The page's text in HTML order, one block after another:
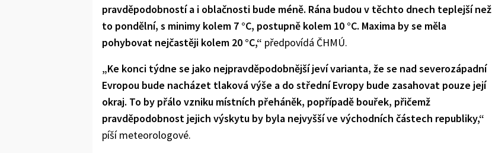
pravděpodobností a i oblačnosti bude méně. Rána budou v těchto dnech teplejší než
to pondělní, s minimy kolem 7 °C, postupně kolem 10 °C. Maxima by se měla
pohybovat nejčastěji kolem 20 °C,“ předpovídá ČHMÚ.
„Ke konci týdne se jako nejpravděpodobnější jeví varianta, že se nad severozápadní
Evropou bude nacházet tlaková výše a do střední Evropy bude zasahovat pouze její
okraj. To by přálo vzniku místních přeháněk, popřípadě bouřek, přičemž
pravděpodobnost jejich výskytu by byla nejvyšší ve východních částech republiky,“
píší meteorologové.